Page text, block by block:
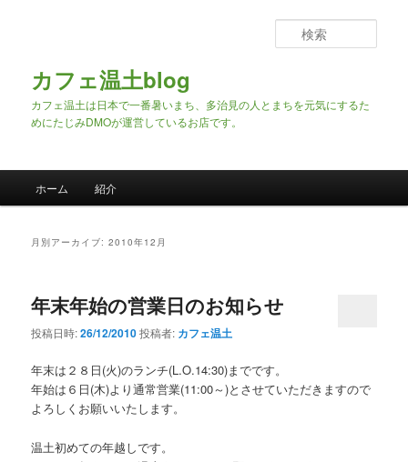
カフェ温土blog
カフェ温土は日本で一番暑いまち、多治見の人とまちを元気にするた
めにたじみDMOが運営しているお店です。
索
メインコンテンツへ移動
サブコンテンツへ移動
ホーム 紹介
月別アーカイブ:2010年12月
年末年始の営業日のお知らせ
投稿日時:26/12/2010投稿者: カフェ温土
年末は２８日(火)のランチ(L.O.14:30)までです。
年始は６日(木)より通常営業(11:00～)とさせていただきますので
よろしくお願いいたします。
温土初めての年越しです。